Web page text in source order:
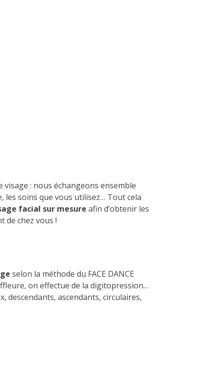
: nous échangeons ensemble
les soins que vous utilisez… Tout cela
facial sur mesure afin d’obtenir les
de chez vous !
selon la méthode du FACE DANCE
on effectue de la digitopression…
descendants, ascendants, circulaires,